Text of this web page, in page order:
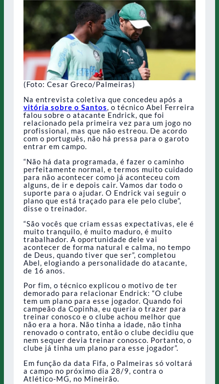
(Foto: Cesar Greco/Palmeiras)
Na entrevista coletiva que concedeu após a
vitória sobre o Santos, o técnico Abel Ferreira
falou sobre o atacante Endrick, que foi
relacionado pela primeira vez para um jogo no
profissional, mas que não estreou. De acordo
com o português, não há pressa para o garoto
entrar em campo.
“Não há data programada, é fazer o caminho
perfeitamente normal, e termos muito cuidado
para não acontecer como já aconteceu com
alguns, de ir e depois cair. Vamos dar todo o
suporte para o ajudar. O Endrick vai seguir o
plano que está traçado para ele pelo clube”,
disse o treinador.
“São vocês que criam essas expectativas, ele é
muito tranquilo, é muito maduro, é muito
trabalhador. A oportunidade dele vai
acontecer de forma natural e calma, no tempo
de Deus, quando tiver que ser”, completou
Abel, elogiando a personalidade do atacante,
de 16 anos.
Por fim, o técnico explicou o motivo de ter
demorado para relacionar Endrick: “O clube
tem um plano para esse jogador. Quando foi
campeão da Copinha, eu queria o trazer para
treinar conosco e o clube achou melhor que
não era a hora. Não tinha a idade, não tinha
renovado o contrato, então o clube decidiu que
nem sequer devia treinar conosco. Portanto, o
clube já tinha um plano para esse jogador”.
Em função da data Fifa, o Palmeiras só voltará
a campo no próximo dia 28/9, contra o
Atlético-MG, no Mineirão.